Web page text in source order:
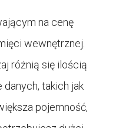
na cenę
wewnętrznej.
różnią się ilością
takich jak
pojemność,